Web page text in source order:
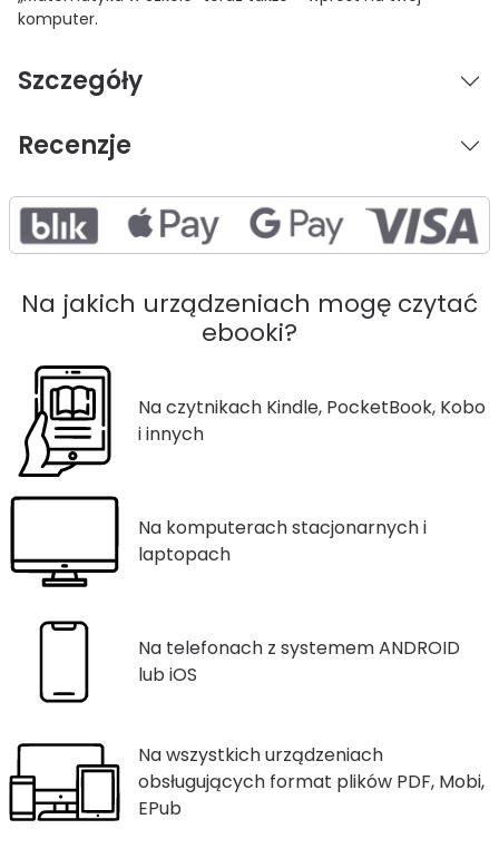
komputer.
Szczegóły
Recenzje
Na jakich urządzeniach mogę czytać
ebooki?
Na czytnikach Kindle, PocketBook, Kobo
i innych
Na komputerach stacjonarnych i
laptopach
Na telefonach z systemem ANDROID
lub iOS
Na wszystkich urządzeniach
obsługujących format plików PDF, Mobi,
EPub